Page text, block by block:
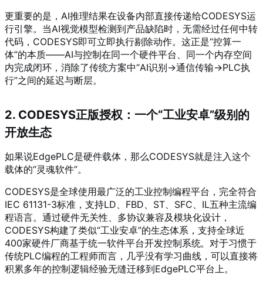
更重要的是，AI推理结果在设备内部直接传递给CODESYS运
行引擎。当AI视觉模型检测到产品缺陷时，无需经过任何中转
代码，CODESYS即可立即执行剔除动作。这正是“控算一
体”的本质——AI与控制在同一个硬件平台、同一个内存空间
内完成闭环，消除了传统方案中“AI识别→通信传输→PLC执
行”之间的延迟与断层。
2. CODESYS正版授权：一个“工业安卓”级别的
开放生态
如果说EdgePLC是硬件载体，那么CODESYS就是注入这个
载体的“灵魂软件”。
CODESYS是全球使用最广泛的工业控制编程平台，完全符合
IEC 61131-3标准，支持LD、FBD、ST、SFC、IL五种主流编
程语言。通过硬件无关性、多协议兼容及模块化设计，
CODESYS构建了类似“工业安卓”的生态体系，支持全球近
400家硬件厂商基于统一软件平台开发控制系统。对于习惯于
传统PLC编程的工程师而言，几乎没有学习曲线，可以直接将
积累多年的控制逻辑经验无缝迁移到EdgePLC平台上。